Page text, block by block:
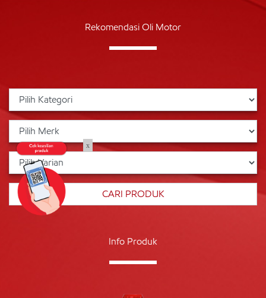
Rekomendasi Oli Motor
Info Produk
x